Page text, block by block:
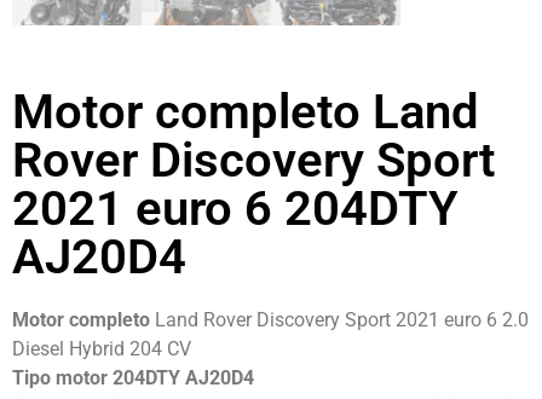
Motor completo Land
Rover Discovery Sport
2021 euro 6 204DTY
AJ20D4
Motor completo Land Rover Discovery Sport 2021 euro 6 2.0
Diesel Hybrid 204 CV
Tipo motor 204DTY AJ20D4